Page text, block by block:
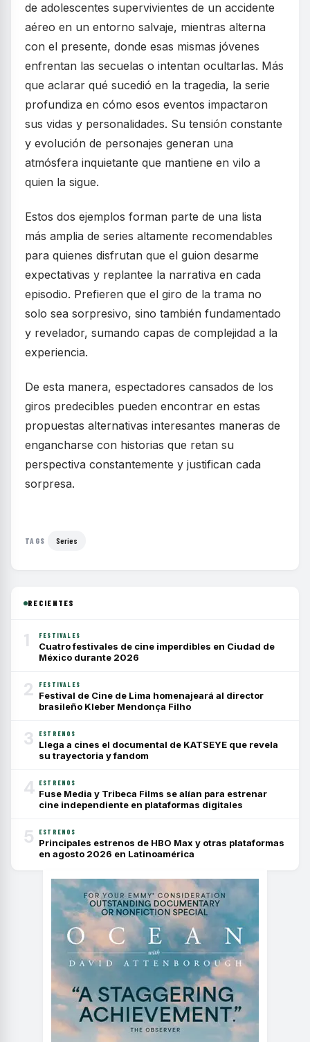
de adolescentes supervivientes de un accidente
aéreo en un entorno salvaje, mientras alterna
con el presente, donde esas mismas jóvenes
enfrentan las secuelas o intentan ocultarlas. Más
que aclarar qué sucedió en la tragedia, la serie
profundiza en cómo esos eventos impactaron
sus vidas y personalidades. Su tensión constante
y evolución de personajes generan una
atmósfera inquietante que mantiene en vilo a
quien la sigue.
Estos dos ejemplos forman parte de una lista
más amplia de series altamente recomendables
para quienes disfrutan que el guion desarme
expectativas y replantee la narrativa en cada
episodio. Prefieren que el giro de la trama no
solo sea sorpresivo, sino también fundamentado
y revelador, sumando capas de complejidad a la
experiencia.
De esta manera, espectadores cansados de los
giros predecibles pueden encontrar en estas
propuestas alternativas interesantes maneras de
engancharse con historias que retan su
perspectiva constantemente y justifican cada
sorpresa.
TAGS Series
RECIENTES
1 FESTIVALES
Cuatro festivales de cine imperdibles en Ciudad de
México durante 2026
2 FESTIVALES
Festival de Cine de Lima homenajeará al director
brasileño Kleber Mendonça Filho
3 ESTRENOS
Llega a cines el documental de KATSEYE que revela
su trayectoria y fandom
4 ESTRENOS
Fuse Media y Tribeca Films se alían para estrenar
cine independiente en plataformas digitales
5 ESTRENOS
Principales estrenos de HBO Max y otras plataformas
en agosto 2026 en Latinoamérica